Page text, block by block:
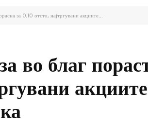
за 0,10 отсто, најтргувани акциите...
во благ